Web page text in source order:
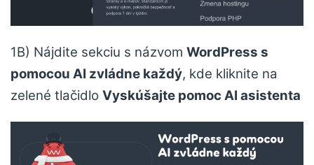
1B) Nájdite sekciu s názvom WordPress s
pomocou AI zvládne každý, kde kliknite na
zelené tlačidlo Vyskúšajte pomoc AI asistenta